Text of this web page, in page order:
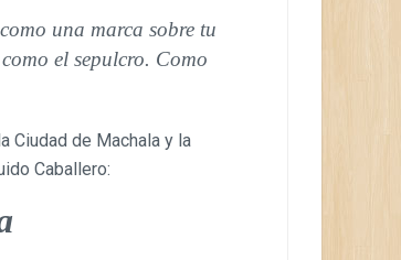
una marca sobre tu
el sepulcro. Como
Ciudad de Machala y la
Caballero: